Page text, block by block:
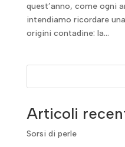
quest’anno, come ogni
intendiamo ricordare
origini contadine: la...
Articoli
Sorsi di perle